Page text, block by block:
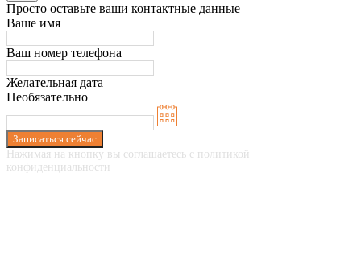
Просто оставьте ваши контактные данные
Ваше имя
Ваш номер телефона
Желательная дата
Необязательно
Записаться сейчас
Нажимая на кнопку вы соглашаетесь с политикой
конфиденциальности